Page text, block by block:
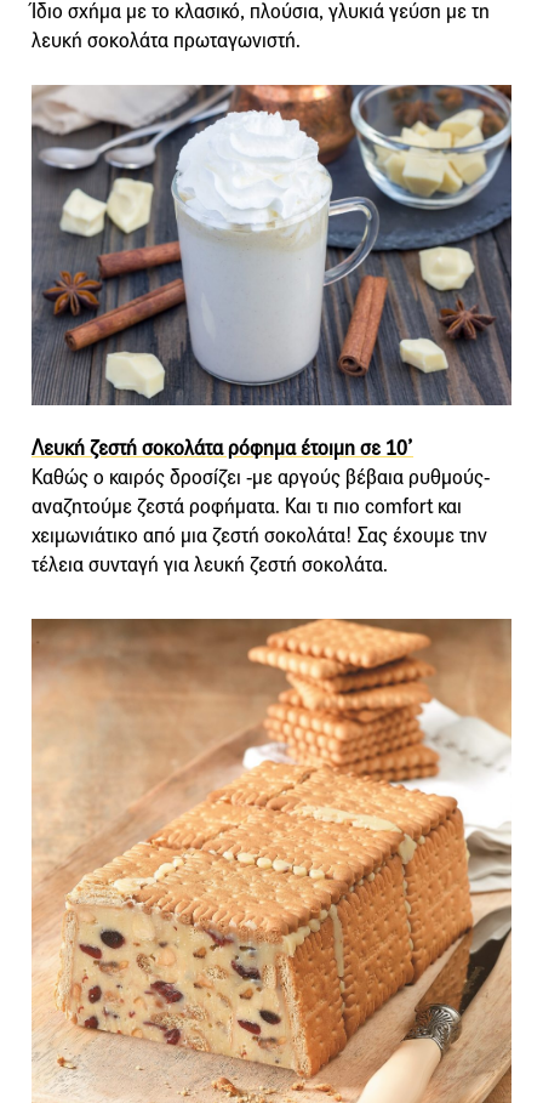
Ίδιο σχήμα με το κλασικό, πλούσια, γλυκιά γεύση με τη
λευκή σοκολάτα πρωταγωνιστή.
Λευκή ζεστή σοκολάτα ρόφημα έτοιμη σε 10’
Καθώς ο καιρός δροσίζει -με αργούς βέβαια ρυθμούς-
αναζητούμε ζεστά ροφήματα. Και τι πιο comfort και
χειμωνιάτικο από μια ζεστή σοκολάτα! Σας έχουμε την
τέλεια συνταγή για λευκή ζεστή σοκολάτα.